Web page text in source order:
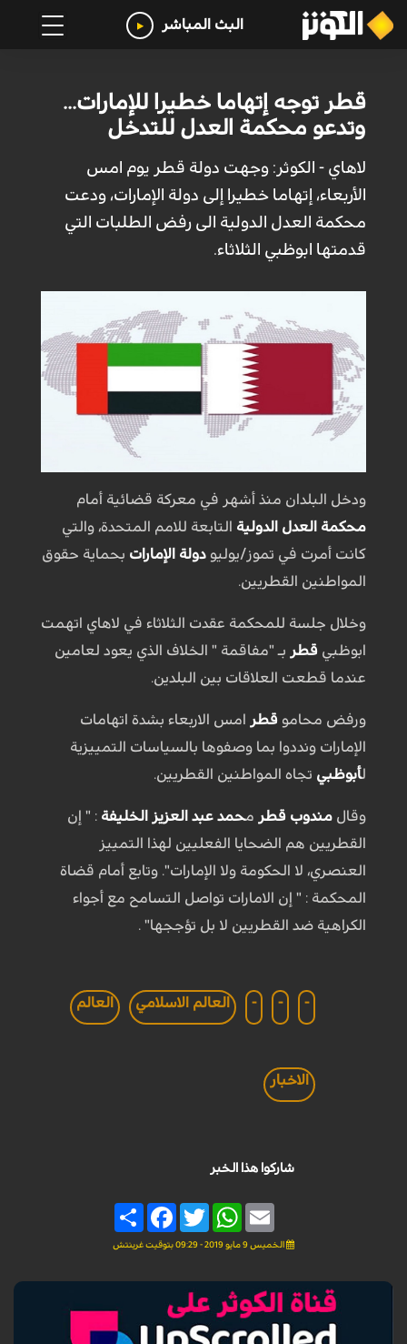
البث المباشر
قطر توجه إتهاما خطيرا للإمارات...
وتدعو محكمة العدل للتدخل
لاهاي - الكوثر: وجهت دولة قطر يوم امس
الأربعاء، إتهاما خطيرا إلى دولة الإمارات، ودعت
محكمة العدل الدولية الى رفض الطلبات التي
قدمتها ابوظبي الثلاثاء.
ودخل البلدان منذ أشهر في معركة قضائية أمام
محكمة العدل الدولية التابعة للامم المتحدة، والتي
كانت أمرت في تموز/يوليو دولة الإمارات بحماية حقوق
المواطنين القطريين.
وخلال جلسة للمحكمة عقدت الثلاثاء في لاهاي اتهمت
ابوظبي قطر بـ "مفاقمة " الخلاف الذي يعود لعامين
عندما قطعت العلاقات بين البلدين.
ورفض محامو قطر
امس الاربعاء بشدة اتهامات
الإمارات ونددوا بما وصفوها بالسياسات التمييزية
لأبوظبي تجاه المواطنين القطريين.
وقال مندوب قطر محمد عبد العزيز الخليفة : " إن
القطريين هم الضحايا الفعليين لهذا التمييز
العنصري، لا الحكومة ولا الإمارات". وتابع أمام قضاة
المحكمة : " إن الامارات تواصل التسامح مع أجواء
الكراهية ضد القطريين لا بل تؤججها" .
-
-
- العالم الاسلامي العالم
الاخبار
شاركوا هذا الخبر
Share
FacebookTwitter
WhatsAppEmail
الخميس 9 مايو 2019 - 09:29 بتوقيت غرينتش